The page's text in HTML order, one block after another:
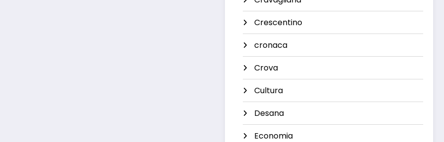
Crescentino
cronaca
Crova
Cultura
Desana
Economia